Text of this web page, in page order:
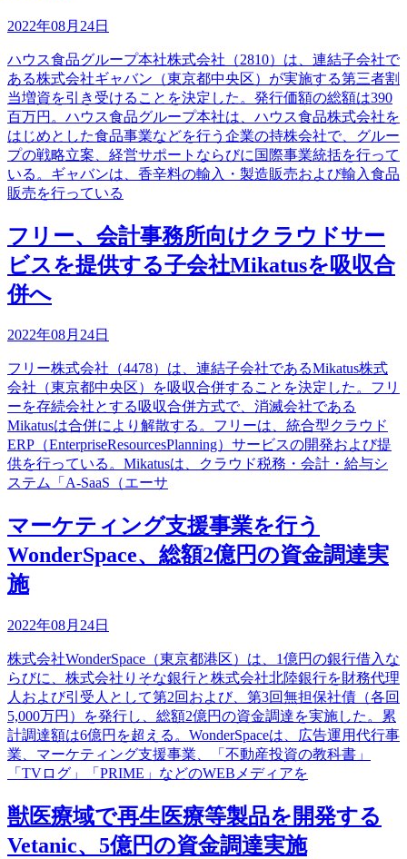
2022年08月24日
ハウス食品グループ本社株式会社（2810）は、連結子会社で
ある株式会社ギャバン（東京都中央区）が実施する第三者割
当増資を引き受けることを決定した。発行価額の総額は390
百万円。ハウス食品グループ本社は、ハウス食品株式会社を
はじめとした食品事業などを行う企業の持株会社で、グルー
プの戦略立案、経営サポートならびに国際事業統括を行って
いる。ギャバンは、香辛料の輸入・製造販売および輸入食品
販売を行っている
フリー、会計事務所向けクラウドサー
ビスを提供する子会社Mikatusを吸収合
併へ
2022年08月24日
フリー株式会社（4478）は、連結子会社であるMikatus株式
会社（東京都中央区）を吸収合併することを決定した。フリ
ーを存続会社とする吸収合併方式で、消滅会社である
Mikatusは合併により解散する。フリーは、統合型クラウド
ERP（EnterpriseResourcesPlanning）サービスの開発および提
供を行っている。Mikatusは、クラウド税務・会計・給与シ
ステム「A-SaaS（エーサ
マーケティング支援事業を行う
WonderSpace、総額2億円の資金調達実
施
2022年08月24日
株式会社WonderSpace（東京都港区）は、1億円の銀行借入な
らびに、株式会社りそな銀行と株式会社北陸銀行を財務代理
人および引受人として第2回および、第3回無担保社債（各回
5,000万円）を発行し、総額2億円の資金調達を実施した。累
計調達額は6億円を超える。WonderSpaceは、広告運用代行事
業、マーケティング支援事業、「不動産投資の教科書」
「TVログ」「PRIME」などのWEBメディアを
獣医療域で再生医療等製品を開発する
Vetanic、5億円の資金調達実施